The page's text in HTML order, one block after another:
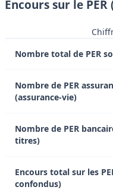
Encours sur le
Nombre total de PER
Nombre de PER
(assurance-vie)
Nombre de PER
titres)
Encours total sur les
confondus)